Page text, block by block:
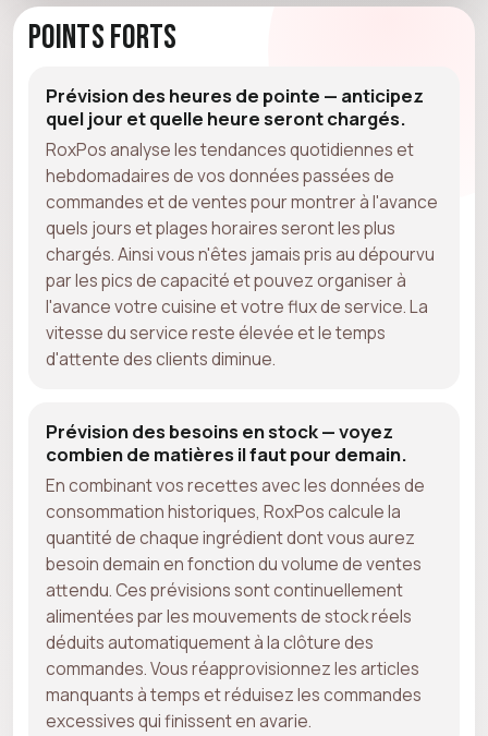
Points forts
Prévision des heures de pointe — anticipez
quel jour et quelle heure seront chargés.
RoxPos analyse les tendances quotidiennes et
hebdomadaires de vos données passées de
commandes et de ventes pour montrer à l'avance
quels jours et plages horaires seront les plus
chargés. Ainsi vous n'êtes jamais pris au dépourvu
par les pics de capacité et pouvez organiser à
l'avance votre cuisine et votre flux de service. La
vitesse du service reste élevée et le temps
d'attente des clients diminue.
Prévision des besoins en stock — voyez
combien de matières il faut pour demain.
En combinant vos recettes avec les données de
consommation historiques, RoxPos calcule la
quantité de chaque ingrédient dont vous aurez
besoin demain en fonction du volume de ventes
attendu. Ces prévisions sont continuellement
alimentées par les mouvements de stock réels
déduits automatiquement à la clôture des
commandes. Vous réapprovisionnez les articles
manquants à temps et réduisez les commandes
excessives qui finissent en avarie.